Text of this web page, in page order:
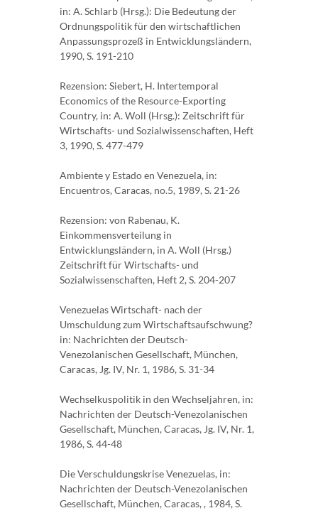
in: A. Schlarb (Hrsg.): Die Bedeutung der
Ordnungspolitik für den wirtschaftlichen
Anpassungsprozeß in Entwicklungsländern,
1990, S. 191-210
Rezension: Siebert, H. Intertemporal
Economics of the Resource-Exporting
Country, in: A. Woll (Hrsg.): Zeitschrift für
Wirtschafts- und Sozialwissenschaften, Heft
3, 1990, S. 477-479
Ambiente y Estado en Venezuela, in:
Encuentros, Caracas, no.5, 1989, S. 21-26
Rezension: von Rabenau, K.
Einkommensverteilung in
Entwicklungsländern, in A. Woll (Hrsg.)
Zeitschrift für Wirtschafts- und
Sozialwissenschaften, Heft 2, S. 204-207
Venezuelas Wirtschaft- nach der
Umschuldung zum Wirtschaftsaufschwung?
in: Nachrichten der Deutsch-
Venezolanischen Gesellschaft, München,
Caracas, Jg. IV, Nr. 1, 1986, S. 31-34
Wechselkuspolitik in den Wechseljahren, in:
Nachrichten der Deutsch-Venezolanischen
Gesellschaft, München, Caracas, Jg. IV, Nr. 1,
1986, S. 44-48
Die Verschuldungskrise Venezuelas, in:
Nachrichten der Deutsch-Venezolanischen
Gesellschaft, München, Caracas, , 1984, S.